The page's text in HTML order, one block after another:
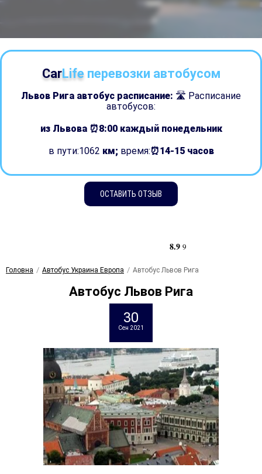
CarLifeперевозки автобусом
Львов Рига автобус расписание: 🛣 Расписание
автобусов:
из Львова ⏰8:00 каждый понедельник
в пути:1062 км; время:⏰14-15 часов
ОСТАВИТЬ ОТЗЫВ
8.9 9
Головна Автобус Украина Европа Автобус Львов Рига
Автобус Львов Рига
30
Сен 2021